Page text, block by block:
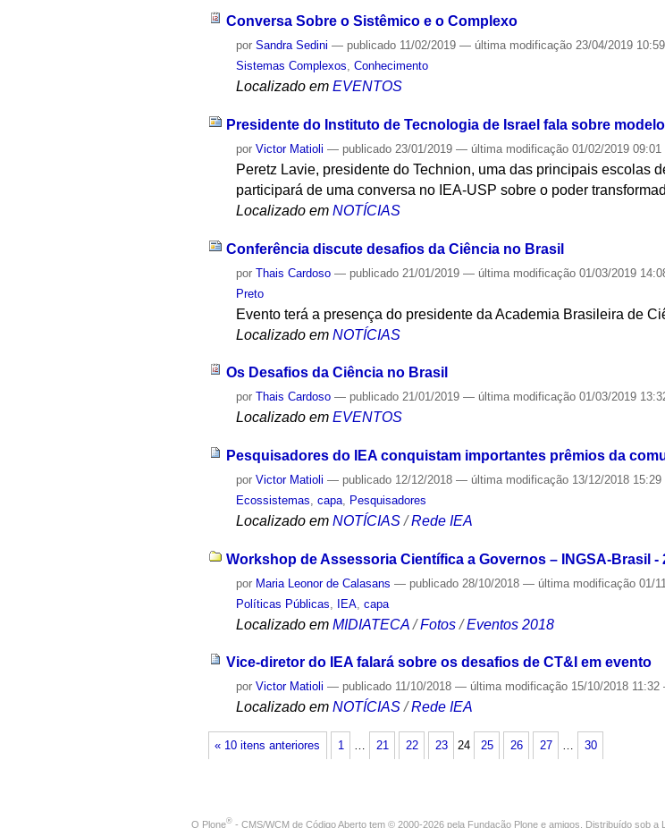
Conversa Sobre o Sistêmico e o Complexo
porSandra Sedini — publicado 11/02/2019— última modificação 23/04/2019
Sistemas Complexos,Conhecimento
Localizado em EVENTOS
Presidente do Instituto de Tecnologia de Israel fala sobre
porVictor Matioli — publicado 23/01/2019— última modificação 01/02/2019 09:01
Peretz Lavie, presidente do Technion, uma das principais escolas
participará de uma conversa no IEA-USP sobre o poder
Localizado em NOTÍCIAS
Conferência discute desafios da Ciência no Brasil
porThais Cardoso — publicado 21/01/2019— última modificação 01/03/2019
Preto
Evento terá a presença do presidente da Academia Brasileira de
Localizado em NOTÍCIAS
Os Desafios da Ciência no Brasil
porThais Cardoso — publicado 21/01/2019— última modificação 01/03/2019
Localizado em EVENTOS
Pesquisadores do IEA conquistam importantes prêmios da
porVictor Matioli — publicado 12/12/2018— última modificação 13/12/2018 15:29
Ecossistemas ,capa Pesquisadores
Localizado em NOTÍCIAS /Rede IEA
Workshop de Assessoria Científica a Governos – INGSA-Brasil -
por Maria Leonor de Calasans — publicado 28/10/2018— última modificação 01/
Políticas Públicas
IEA ,capa
Localizado em MIDIATECA /Fotos /Eventos 2018
Vice-diretor do IEA falará sobre os desafios de CT&I em evento
porVictor Matioli — publicado 11/10/2018— última modificação 15/10/2018 11:32
Localizado em NOTÍCIAS /Rede IEA
« 10 itens anteriores 1 21 22 23 24 25 26 27 30
O Plone® - CMS/WCM de Código Aberto tem © 2000-2026 pela Fundação Plone e amigos. Distribuído sob a